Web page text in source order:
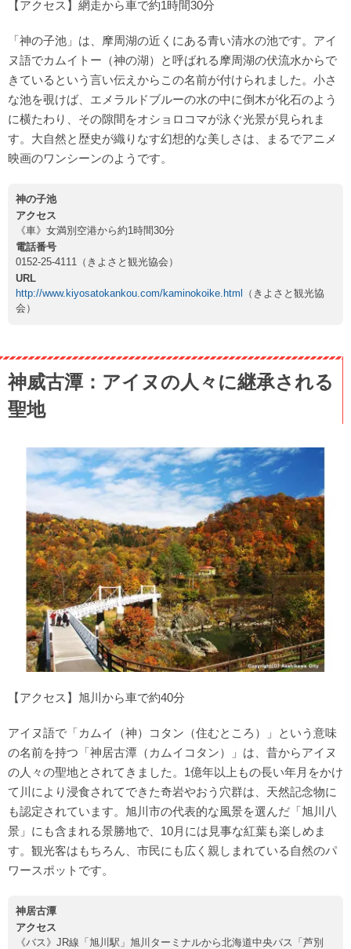
【アクセス】網走から車で約1時間30分
「神の子池」は、摩周湖の近くにある青い清水の池です。アイ
ヌ語でカムイトー（神の湖）と呼ばれる摩周湖の伏流水からで
きているという言い伝えからこの名前が付けられました。小さ
な池を覗けば、エメラルドブルーの水の中に倒木が化石のよう
に横たわり、その隙間をオショロコマが泳ぐ光景が見られま
す。大自然と歴史が織りなす幻想的な美しさは、まるでアニメ
映画のワンシーンのようです。
神の子池
アクセス
《車》女満別空港から約1時間30分
電話番号
0152-25-4111（きよさと観光協会）
URL
http://www.kiyosatokankou.com/kaminokoike.html
（きよさと観光協
会）
神威古潭：アイヌの人々に継承される
聖地
【アクセス】旭川から車で約40分
アイヌ語で「カムイ（神）コタン（住むところ）」という意味
の名前を持つ「神居古潭（カムイコタン）」は、昔からアイヌ
の人々の聖地とされてきました。1億年以上もの長い年月をかけ
て川により浸食されてできた奇岩やおう穴群は、天然記念物に
も認定されています。旭川市の代表的な風景を選んだ「旭川八
景」にも含まれる景勝地で、10月には見事な紅葉も楽しめま
す。観光客はもちろん、市民にも広く親しまれている自然のパ
ワースポットです。
神居古潭
アクセス
《バス》JR線「旭川駅」旭川ターミナルから北海道中央バス「芦別